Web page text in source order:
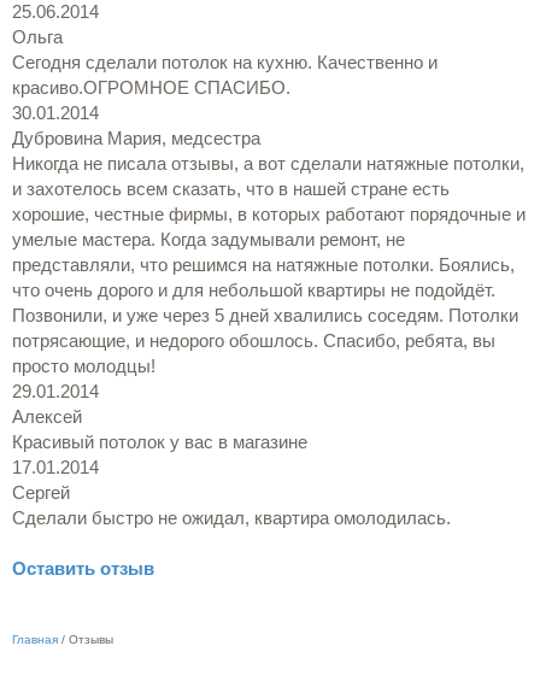
25.06.2014
Ольга
Сегодня сделали потолок на кухню. Качественно и
красиво.ОГРОМНОЕ СПАСИБО.
30.01.2014
Дубровина Мария, медсестра
Никогда не писала отзывы, а вот сделали натяжные потолки,
и захотелось всем сказать, что в нашей стране есть
хорошие, честные фирмы, в которых работают порядочные и
умелые мастера. Когда задумывали ремонт, не
представляли, что решимся на натяжные потолки. Боялись,
что очень дорого и для небольшой квартиры не подойдёт.
Позвонили, и уже через 5 дней хвалились соседям. Потолки
потрясающие, и недорого обошлось. Спасибо, ребята, вы
просто молодцы!
29.01.2014
Алексей
Красивый потолок у вас в магазине
17.01.2014
Сергей
Сделали быстро не ожидал, квартира омолодилась.
Оставить отзыв
Главная / Отзывы